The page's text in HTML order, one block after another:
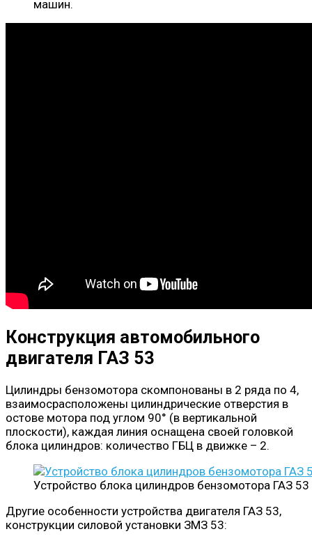
машин.
Конструкция автомобильного
двигателя ГАЗ 53
Цилиндры бензомотора скомпонованы в 2 ряда по 4,
взаимосрасположены цилиндрические отверстия в
остове мотора под углом 90° (в вертикальной
плоскости), каждая линия оснащена своей головкой
блока цилиндров: количество ГБЦ в движке – 2.
Устройство блока цилиндров бензомотора ГАЗ 53
Другие особенности устройства двигателя ГАЗ 53,
конструкции силовой установки ЗМЗ 53: